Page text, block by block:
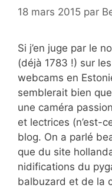
18 mars 2015 par
Si j’en juge par le
(déjà 1783 !) sur
webcams en
semblerait bien
une caméra
et lectrices (n’est-
blog. On a parlé
que du site
nidifications du
balbuzard et de la